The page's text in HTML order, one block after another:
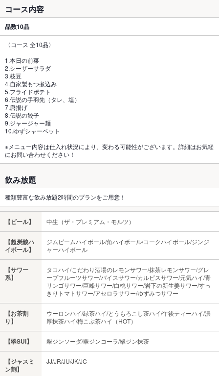
コース内容
品数10品
〈コース 全10品〉
1.本日の前菜
2.シーザーサラダ
3.枝豆
4.自家製もつ煮込み
5.フライドポテト
6.伝説の手羽先（タレ、塩）
7.唐揚げ
8.伝説の餃子
9.ジャージャー麺
10.ゆずシャーベット
※メニュー内容は仕入れ状況により、変わる可能性がございます。詳細はお気軽
にお問い合わせください！
飲み放題
種類豊富な飲み放題2時間のプランをご用意！
【ビール】 中生（ザ・プレミアム・モルツ）
【超炭酸ハ
イボール】
ジムビームハイボール/角ハイボール/コークハイボール/ジンジ
ャーハイボール
【サワー
系】
タコハイ/こだわり酒場のレモンサワー/抹茶レモンサワー/グレ
ープフルーツサワー/バイスサワー/カルピスサワー/元気ハイ/青
リンゴサワー/巨峰サワー/白桃サワー/岩下の新生姜サワー/すっ
きりトマトサワー/アセロラサワー/ゆずみつサワー
【お茶割
り】
ウーロンハイ/緑茶ハイ/とうもろこし茶ハイ/午後ティーハイ/濃
厚抹茶ハイ/梅こぶ茶ハイ（HOT）
【翠SUI】 翠ジンソーダ/翠ジンコーラ/翠ジン抹茶
【ジャスミ
ン割】
JJ/JR/JU/JK/JC